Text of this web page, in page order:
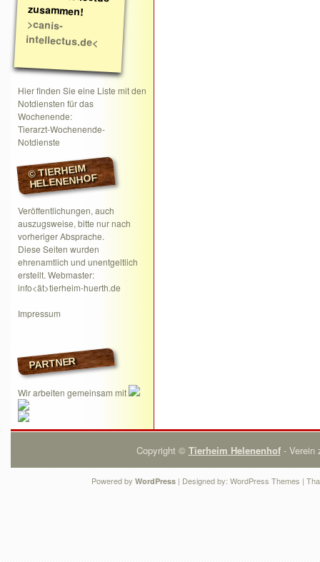
zusammen!
>canis-
intellectus.de<
Hier finden Sie eine Liste mit den
Notdiensten für das
Wochenende:
Tierarzt-Wochenende-
Notdienste
© TIERHEIM
HELENENHOF
Veröffentlichungen, auch
auszugsweise, bitte nur nach
vorheriger Absprache.
Diese Seiten wurden
ehrenamtlich und unentgeltlich
erstellt. Webmaster:
info<ät>tierheim-huerth.de
Impressum
PARTNER
Wir arbeiten gemeinsam mit
Copyright © Tierheim Helenenhof- Verein
Powered by WordPress | Designed by: WordPress Themes |